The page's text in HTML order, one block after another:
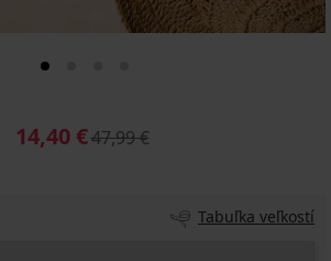
14,40 €47,99 €
Tabuľka veľkostí